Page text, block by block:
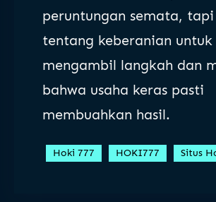
peruntungan semata,
tentang keberanian untuk
mengambil langkah dan
bahwa usaha keras pasti
membuahkan hasil.
Hoki 777 HOKI777 Situs